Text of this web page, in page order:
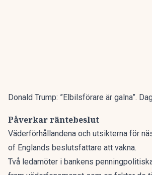
Donald Trump: ”Elbilsförare är galna”.
Påverkar räntebeslut
Väderförhållandena och utsikterna för
of Englands beslutsfattare att vakna.
Två ledamöter i bankens